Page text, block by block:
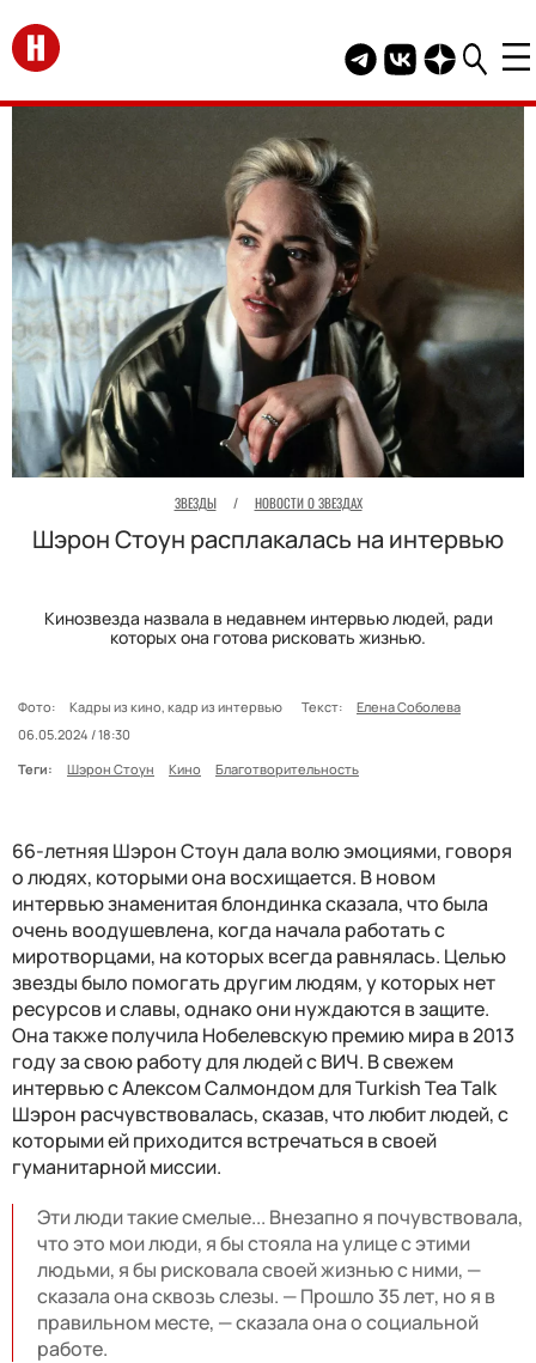
Перейти на главную
Telegram канал
Группа HELLO
Канал
ЗВЕЗДЫ / НОВОСТИ О ЗВЕЗДАХ
Шэрон Стоун расплакалась на интервью
Кинозвезда назвала в недавнем интервью людей, ради
которых она готова рисковать жизнью.
Фото: Кадры из кино, кадр из интервью Текст:
Елена Соболева
06.05.2024 / 18:30
Теги:
Шэрон Стоун Кино Благотворительность
66-летняя Шэрон Стоун дала волю эмоциями, говоря
о людях, которыми она восхищается. В новом
интервью знаменитая блондинка сказала, что была
очень воодушевлена, когда начала работать с
миротворцами, на которых всегда равнялась. Целью
звезды было помогать другим людям, у которых нет
ресурсов и славы, однако они нуждаются в защите.
Она также получила Нобелевскую премию мира в 2013
году за свою работу для людей с ВИЧ. В свежем
интервью с Алексом Салмондом для Turkish Tea Talk
Шэрон расчувствовалась, сказав, что любит людей, с
которыми ей приходится встречаться в своей
гуманитарной миссии.
Эти люди такие смелые... Внезапно я почувствовала,
что это мои люди, я бы стояла на улице с этими
людьми, я бы рисковала своей жизнью с ними, —
сказала она сквозь слезы. — Прошло 35 лет, но я в
правильном месте, — сказала она о социальной
работе.